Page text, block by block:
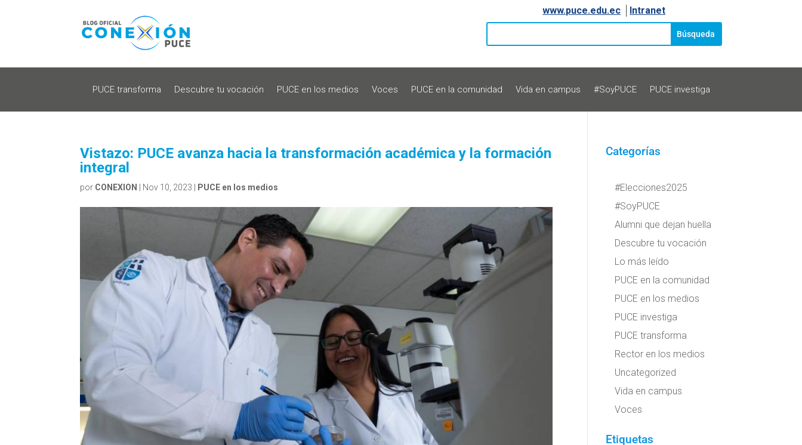
www.puce.edu.ec Intranet
PUCE transforma Descubre tu vocación PUCE en los medios Voces PUCE en la comunidad Vida en campus #SoyPUCE PUCE investiga
Vistazo: PUCE avanza hacia la transformación académica y la formación
integral
por CONEXION Nov 10, 2023 PUCE en los medios
Categorías
#Elecciones2025
#SoyPUCE
Alumni que dejan huella
Descubre tu vocación
Lo más leído
PUCE en la comunidad
PUCE en los medios
PUCE investiga
PUCE transforma
Rector en los medios
Uncategorized
Vida en campus
Voces
Etiquetas